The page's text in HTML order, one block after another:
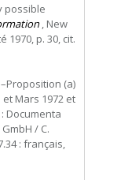
possible
, New
1970, p. 30, cit.
(a)
Mars 1972 et
Documenta
/ C.
: français,